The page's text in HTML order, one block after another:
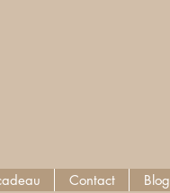
Contact Blog